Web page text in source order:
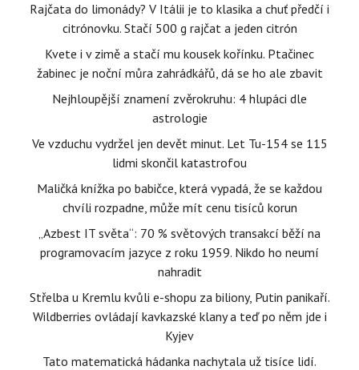
Rajčata do limonády? V Itálii je to klasika a chuť předčí i
citrónovku. Stačí 500 g rajčat a jeden citrón
Kvete i v zimě a stačí mu kousek kořínku. Ptačinec
žabinec je noční můra zahrádkářů, dá se ho ale zbavit
Nejhloupější znamení zvěrokruhu: 4 hlupáci dle
astrologie
Ve vzduchu vydržel jen devět minut. Let Tu-154 se 115
lidmi skončil katastrofou
Maličká knížka po babičce, která vypadá, že se každou
chvíli rozpadne, může mít cenu tisíců korun
„Azbest IT světa“: 70 % světových transakcí běží na
programovacím jazyce z roku 1959. Nikdo ho neumí
nahradit
Střelba u Kremlu kvůli e-shopu za biliony, Putin panikaří.
Wildberries ovládají kavkazské klany a teď po něm jde i
Kyjev
Tato matematická hádanka nachytala už tisíce lidí.